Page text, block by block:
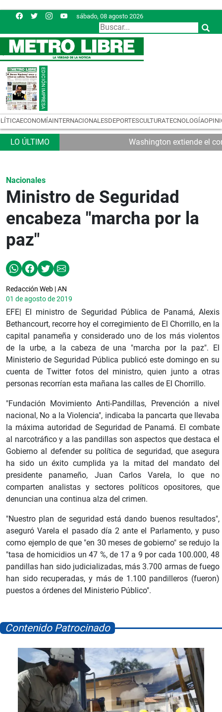
sábado, 08 agosto 2026
ECONOMÍAINTERNACIONALESDEPORTESCULTURATECNOLOGÍA
Washington extiende el
Nacionales
Ministro de Seguridad
encabeza "marcha por la
paz"
Redacción Web | AN
01 de agosto de 2019
EFE| El ministro de Seguridad Pública de Panamá, Alexis
Bethancourt, recorre hoy el corregimiento de El Chorrillo, en la
capital panameña y considerado uno de los más violentos
de la urbe, a la cabeza de una "marcha por la paz". El
Ministerio de Seguridad Pública publicó este domingo en su
cuenta de Twitter fotos del ministro, quien junto a otras
personas recorrían esta mañana las calles de El Chorrillo.
"Fundación Movimiento Anti-Pandillas, Prevención a nivel
nacional, No a la Violencia", indicaba la pancarta que llevaba
la máxima autoridad de Seguridad de Panamá. El combate
al narcotráfico y a las pandillas son aspectos que destaca el
Gobierno al defender su política de seguridad, que asegura
ha sido un éxito cumplida ya la mitad del mandato del
presidente panameño, Juan Carlos Varela, lo que no
comparten analistas y sectores políticos opositores, que
denuncian una continua alza del crimen.
"Nuestro plan de seguridad está dando buenos resultados",
aseguró Varela el pasado día 2 ante el Parlamento, y puso
como ejemplo de que "en 30 meses de gobierno" se redujo la
"tasa de homicidios un 47 %, de 17 a 9 por cada 100.000, 48
pandillas han sido judicializadas, más 3.700 armas de fuego
han sido recuperadas, y más de 1.100 pandilleros (fueron)
puestos a órdenes del Ministerio Público".
Contenido Patrocinado